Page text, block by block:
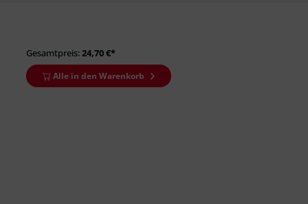
Gesamtpreis:24,70€*
Alle in den Warenkorb